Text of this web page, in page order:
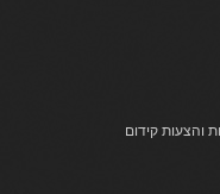
והצעות קידום